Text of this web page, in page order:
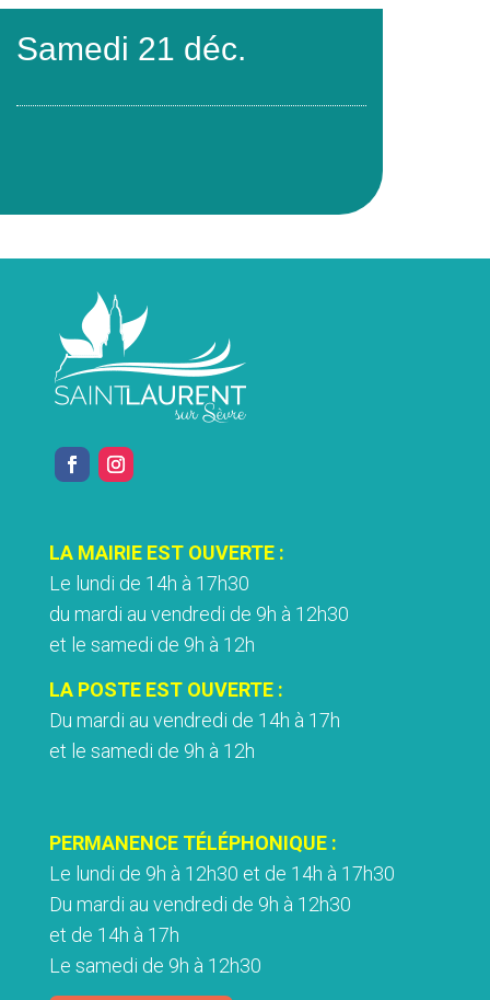
Samedi 21 déc.
LA MAIRIE EST OUVERTE :
Le lundi de 14h à 17h30
du mardi au vendredi de 9h à 12h30
et le samedi de 9h à 12h
LA POSTE EST OUVERTE :
Du mardi au vendredi de 14h à 17h
et le samedi de 9h à 12h
PERMANENCE TÉLÉPHONIQUE :
Le lundi de 9h à 12h30 et de 14h à 17h30
Du mardi au vendredi de 9h à 12h30
et de 14h à 17h
Le samedi de 9h à 12h30